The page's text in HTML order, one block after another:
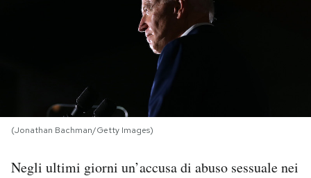
I MIEI PREFERITI
SHOP
(Jonathan Bachman/Getty Images)
Negli ultimi giorni un’accusa di abuso sessuale nei